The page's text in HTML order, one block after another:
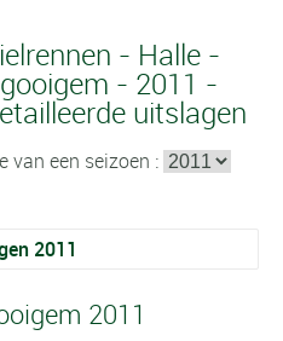
- Halle -
- 2011 -
uitslagen
van een seizoen :
2011
2011